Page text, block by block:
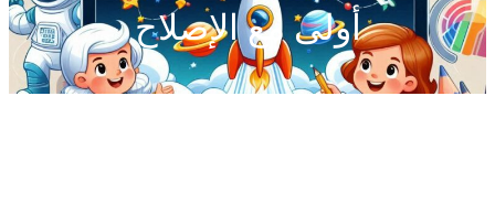
أولى مع الإصلاح